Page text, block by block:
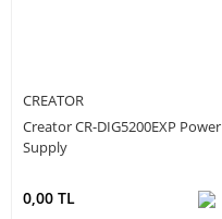
CREATOR
Creator CR-DIG5200EXP Power
Supply
0,00 TL